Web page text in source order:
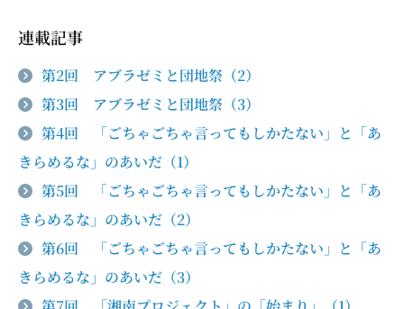
連載記事
第2回 アブラゼミと団地祭（2）
第3回 アブラゼミと団地祭（3）
第4回 「ごちゃごちゃ言ってもしかたない」と「あ
きらめるな」のあいだ（1）
第5回 「ごちゃごちゃ言ってもしかたない」と「あ
きらめるな」のあいだ（2）
第6回 「ごちゃごちゃ言ってもしかたない」と「あ
きらめるな」のあいだ（3）